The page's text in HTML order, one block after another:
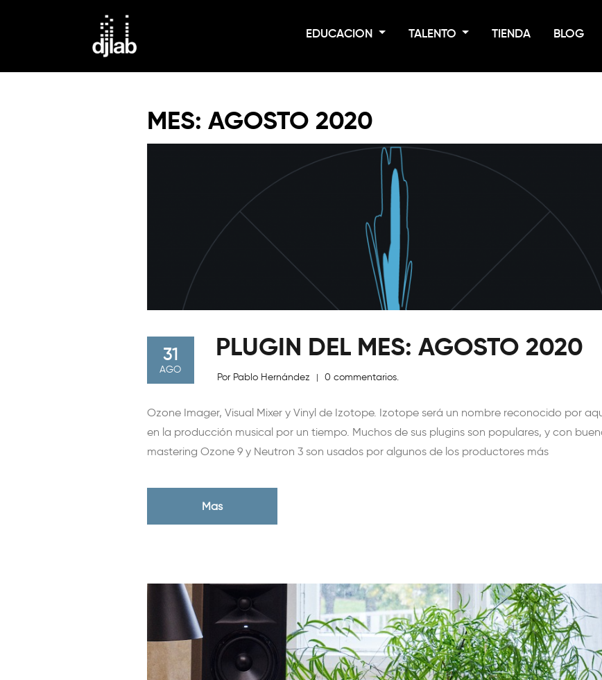
EDUCACION TALENTO TIENDA BLOG
MES: AGOSTO 2020
31
AGO
PLUGIN DEL MES: AGOSTO 2020
Por Pablo Hernández | 0 commentarios.
Ozone Imager, Visual Mixer y Vinyl de Izotope. Izotope será un nombre reconocido por
en la producción musical por un tiempo. Muchos de sus plugins son populares, y con
mastering Ozone 9 y Neutron 3 son usados por algunos de los productores más
Mas